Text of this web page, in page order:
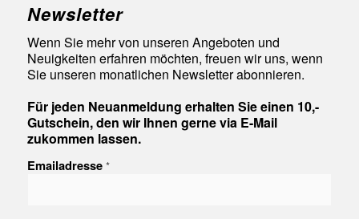
Newsletter
Wenn Sie mehr von unseren Angeboten und
Neuigkeiten erfahren möchten, freuen wir uns, wenn
Sie unseren monatlichen Newsletter abonnieren.
Für jeden Neuanmeldung erhalten Sie einen 10,-
Gutschein, den wir Ihnen gerne via E-Mail
zukommen lassen.
Emailadresse *